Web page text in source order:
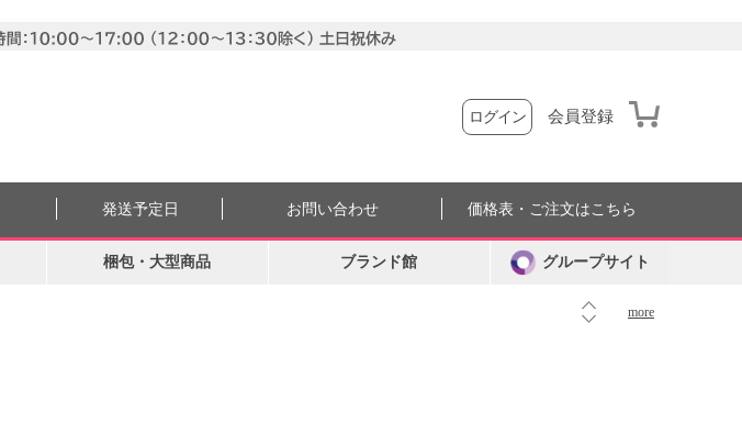
ログイン 会員登録
more
発送予定日 お問い合わせ 価格表・ご注文はこちら
梱包・大型商品 ブランド館 グループサイト